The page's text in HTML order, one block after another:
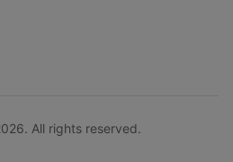
All rights reserved.